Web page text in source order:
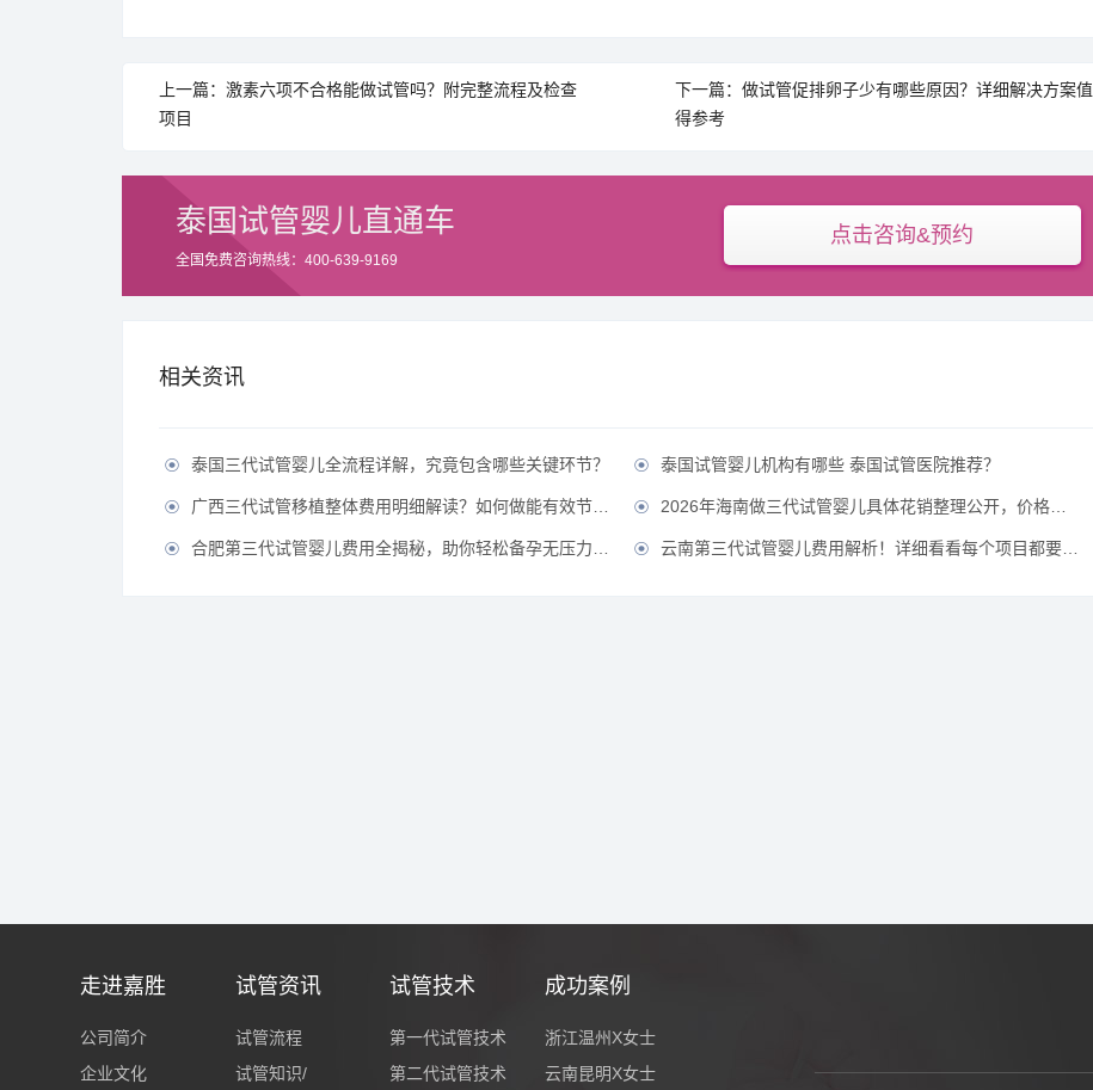
上一篇：激素六项不合格能做试管吗？附完整流程及检查
项目
下一篇：做试管促排卵子少有哪些原因？详细解决方案值
得参考
泰国试管婴儿直通车
全国免费咨询热线：400-639-9169
点击咨询&预约
相关资讯
 泰国三代试管婴儿全流程详解，究竟包含哪些关键环节？  泰国试管婴儿机构有哪些 泰国试管医院推荐？
 广西三代试管移植整体费用明细解读？如何做能有效节省费用？？  2026年海南做三代试管婴儿具体花销整理公开，价格不贵直接冲！？
 合肥第三代试管婴儿费用全揭秘，助你轻松备孕无压力！？  云南第三代试管婴儿费用解析！详细看看每个项目都要花多少钱？
走进嘉胜
公司简介
企业文化
试管资讯
试管流程
试管知识/
试管技术
第一代试管技术
第二代试管技术
成功案例
浙江温州X女士
云南昆明X女士